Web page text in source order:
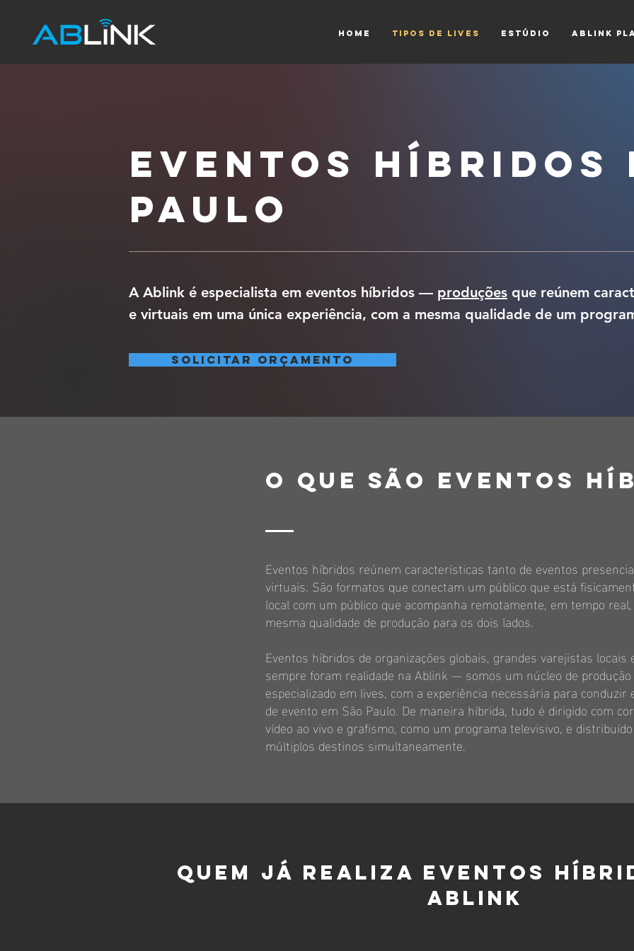
HOME TIPOS DE LIVES ESTÚDIO Ablink
Eventos Híbridos
Paulo
A Ablink é especialista em eventos híbridos — produções que reúnem
e virtuais em uma única experiência, com a mesma qualidade de um
Solicitar orçamento
O que são eventos
Eventos híbridos reúnem características tanto de eventos
virtuais. São formatos que conectam um público que está
local com um público que acompanha remotamente, em tempo
mesma qualidade de produção para os dois lados.
Eventos híbridos de organizações globais, grandes varejistas locais
sempre foram realidade na Ablink — somos um núcleo de produção
especializado em lives, com a experiência necessária para conduzir
de evento em São Paulo. De maneira híbrida, tudo é dirigido com
vídeo ao vivo e grafismo, como um programa televisivo, e
múltiplos destinos simultaneamente.
Quem já realiza eventos
Ablink